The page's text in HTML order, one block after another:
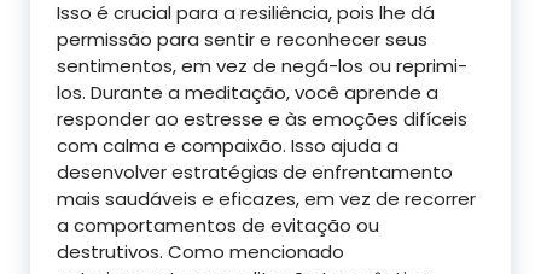
Isso é crucial para a resiliência, pois lhe dá
permissão para sentir e reconhecer seus
sentimentos, em vez de negá-los ou reprimi-
los. Durante a meditação, você aprende a
responder ao estresse e às emoções difíceis
com calma e compaixão. Isso ajuda a
desenvolver estratégias de enfrentamento
mais saudáveis e eficazes, em vez de recorrer
a comportamentos de evitação ou
destrutivos. Como mencionado